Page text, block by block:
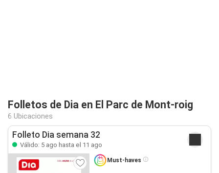
Folletos de Dia en El Parc de Mont-roig
6 Ubicaciones
Folleto Dia semana 32
Válido: 5 ago hasta el 11 ago
Must-haves